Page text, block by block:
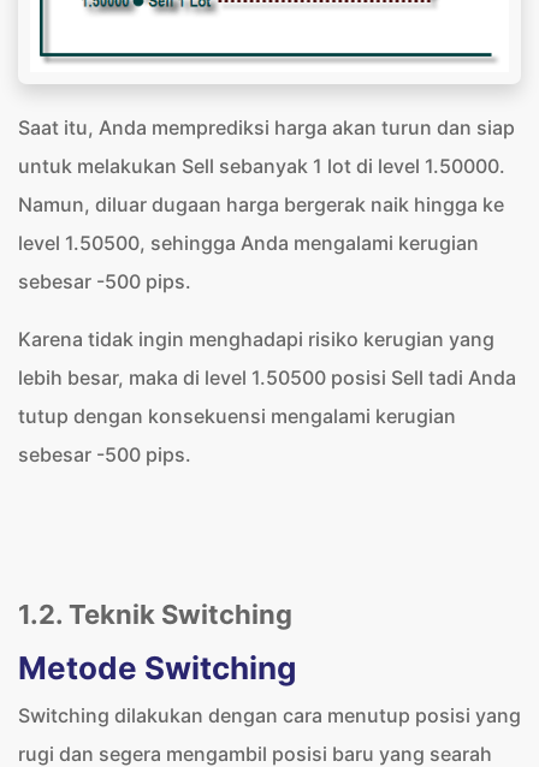
Saat itu, Anda memprediksi harga akan turun dan siap
untuk melakukan Sell sebanyak 1 lot di level 1.50000.
Namun, diluar dugaan harga bergerak naik hingga ke
level 1.50500, sehingga Anda mengalami kerugian
sebesar -500 pips.
Karena tidak ingin menghadapi risiko kerugian yang
lebih besar, maka di level 1.50500 posisi Sell tadi Anda
tutup dengan konsekuensi mengalami kerugian
sebesar -500 pips.
1.2. Teknik Switching
Metode Switching
Switching dilakukan dengan cara menutup posisi yang
rugi dan segera mengambil posisi baru yang searah